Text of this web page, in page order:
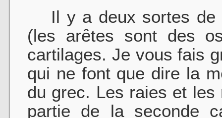
Il y a deux sortes de
(les arêtes sont des
cartilages. Je vous fais
qui ne font que dire la
du grec. Les raies et
partie de la seconde